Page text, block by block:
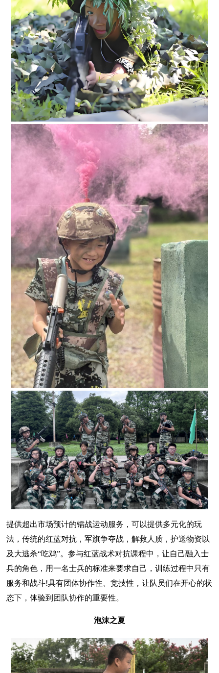
提供超出市场预计的镭战运动服务，可以提供多元化的玩
法，传统的红蓝对抗，军旗争夺战，解救人质，护送物资以
及大逃杀“吃鸡”。参与红蓝战术对抗课程中，让自己融入士
兵的角色，用一名士兵的标准来要求自己，训练过程中只有
服务和战斗!具有团体协作性、竞技性，让队员们在开心的状
态下，体验到团队协作的重要性。
泡沫之夏